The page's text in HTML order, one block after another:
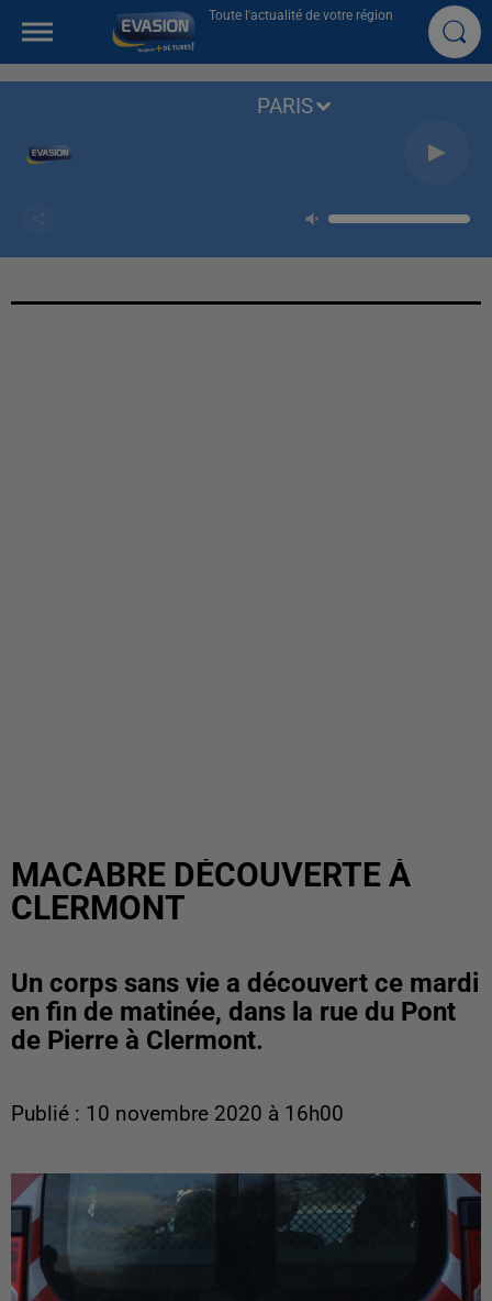
Toute l'actualité de votre région
PARIS
MACABRE DÉCOUVERTE À
CLERMONT
Un corps sans vie a découvert ce mardi
en fin de matinée, dans la rue du Pont
de Pierre à Clermont.
Publié : 10 novembre 2020 à 16h00